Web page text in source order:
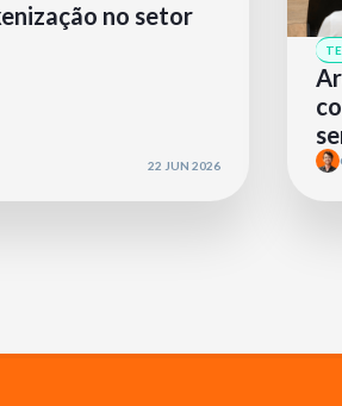
no setor
22 JUN 2026